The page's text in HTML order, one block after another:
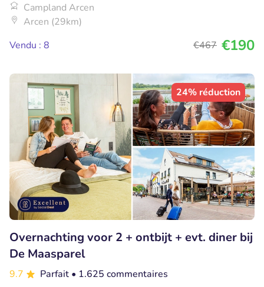
Campland Arcen
Arcen (29km)
Vendu : 8
€467 €190
24% réduction
Overnachting voor 2 + ontbijt + evt. diner bij
De Maasparel
9.7 Parfait • 1.625 commentaires